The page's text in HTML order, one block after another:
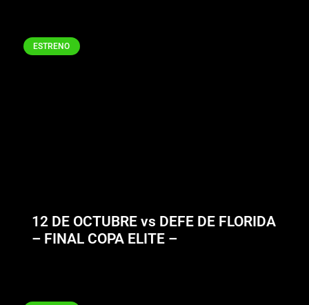
ESTRENO
12 DE OCTUBRE vs DEFE DE FLORIDA
– FINAL COPA ELITE –